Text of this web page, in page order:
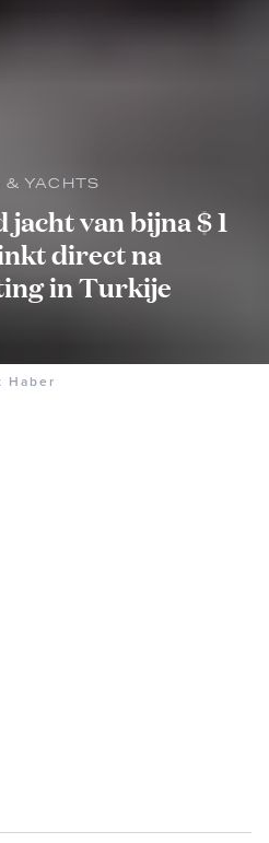
& YACHTS
van bijna $ 1
direct na
in Turkije
Haber